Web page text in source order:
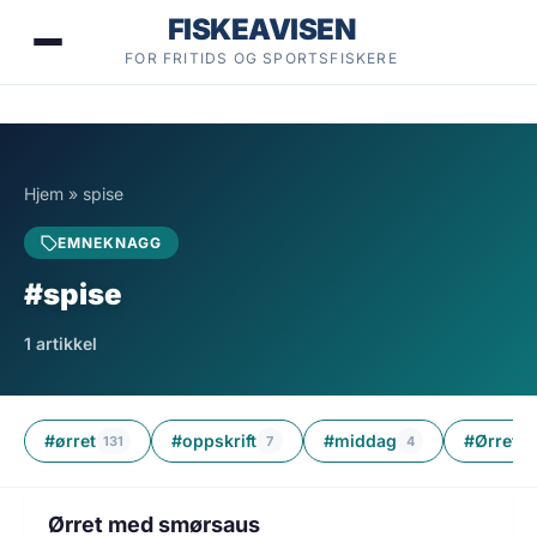
FISKEAVISEN
FOR FRITIDS OG SPORTSFISKERE
Hjem » spise
EMNEKNAGG
#spise
1 artikkel
#ørret 131 #oppskrift 7 #middag 4 #Ørret
FISK
1 min lesetid
Ørret med smørsaus